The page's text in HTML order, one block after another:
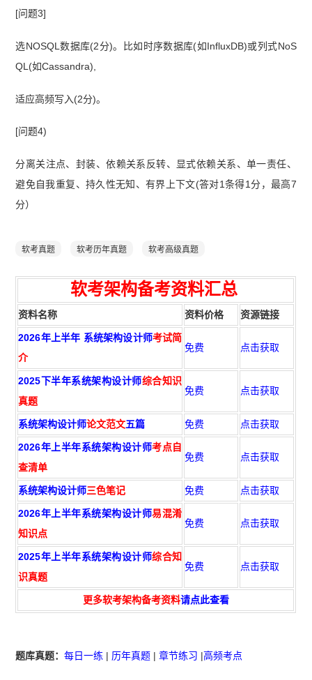
[问题3]
选NOSQL数据库(2分)。比如时序数据库(如InfluxDB)或列式NoS
QL(如Cassandra),
适应高频写入(2分)。
[问题4)
分离关注点、封装、依赖关系反转、显式依赖关系、单一责任、
避免自我重复、持久性无知、有界上下文(答对1条得1分，最高7
分）
软考真题 软考历年真题 软考高级真题
软考架构备考资料汇总
资料名称 资料价格 资源链接
2026年上半年 系统架构设计师考试简
介
免费 点击获取
2025下半年系统架构设计师综合知识
真题
免费 点击获取
系统架构设计师论文范文五篇 免费 点击获取
2026年上半年系统架构设计师考点自
查清单
免费 点击获取
系统架构设计师三色笔记 免费 点击获取
2026年上半年系统架构设计师易混淆
知识点
免费 点击获取
2025年上半年系统架构设计师综合知
识真题
免费 点击获取
更多软考架构备考资料请点此查看
题库真题：每日一练 | 历年真题 |章节练习 |高频考点